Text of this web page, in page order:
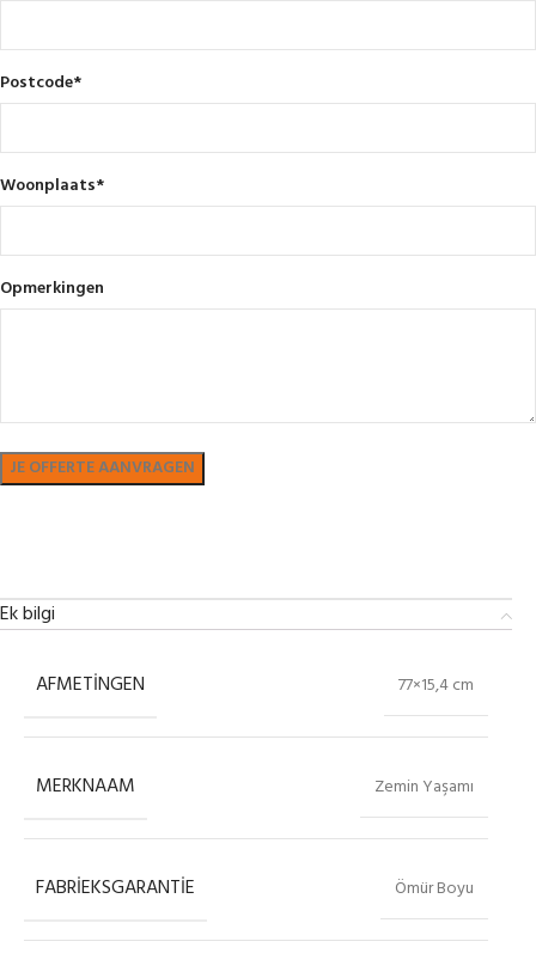
Postcode*
Woonplaats*
Opmerkingen
Ek bilgi
AFMETINGEN 77×15,4 cm
MERKNAAM Zemin Yaşamı
FABRIEKSGARANTIE Ömür Boyu